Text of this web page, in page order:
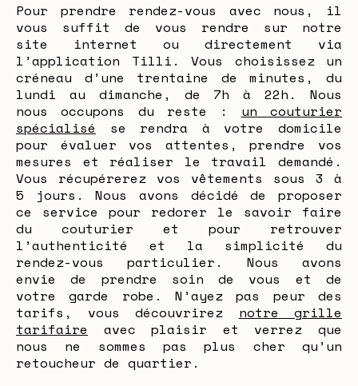
Pour prendre rendez-vous avec nous, il
vous suffit de vous rendre sur notre
site internet ou directement via
l’application Tilli. Vous choisissez un
créneau d’une trentaine de minutes, du
lundi au dimanche, de 7h à 22h. Nous
nous occupons du reste : un couturier
spécialisé se rendra à votre domicile
pour évaluer vos attentes, prendre vos
mesures et réaliser le travail demandé.
Vous récupérerez vos vêtements sous 3 à
5 jours. Nous avons décidé de proposer
ce service pour redorer le savoir faire
du couturier et pour retrouver
l’authenticité et la simplicité du
rendez-vous particulier. Nous avons
envie de prendre soin de vous et de
votre garde robe. N’ayez pas peur des
tarifs, vous découvrirez notre grille
tarifaire avec plaisir et verrez que
nous ne sommes pas plus cher qu’un
retoucheur de quartier.